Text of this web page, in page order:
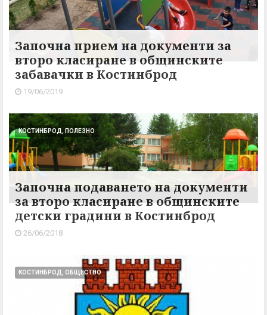
Започна прием на документи за
второ класиране в общинските
забавачки в Костинброд
19/06/2019
КОСТИНБРОД, ПОЛЕЗНО
Започна подаването на документи
за второ класиране в общинските
детски градини в Костинброд
26/06/2018
КОСТИНБРОД, ОБЩЕСТВО